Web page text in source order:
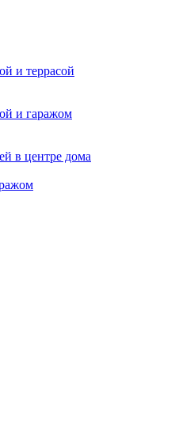
и террасой
и гаражом
в центре дома